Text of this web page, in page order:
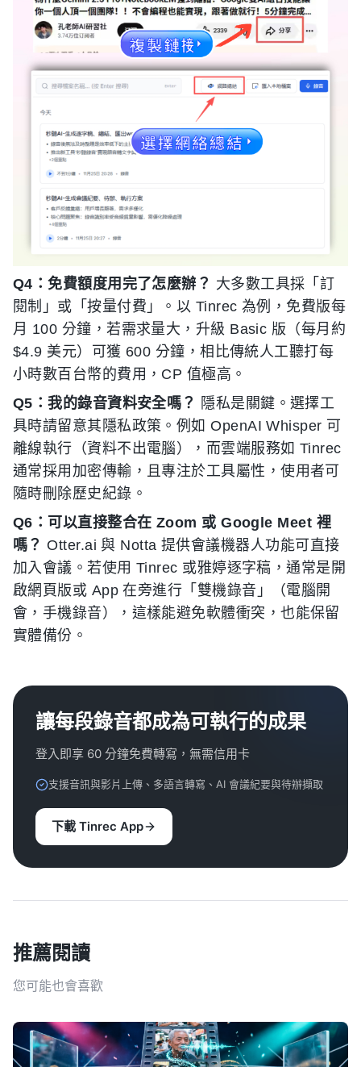
Q4：免費額度用完了怎麼辦？ 大多數工具採「訂
閱制」或「按量付費」。以 Tinrec 為例，免費版每
月 100 分鐘，若需求量大，升級 Basic 版（每月約
$4.9 美元）可獲 600 分鐘，相比傳統人工聽打每
小時數百台幣的費用，CP 值極高。
Q5：我的錄音資料安全嗎？
隱私是關鍵。選擇工
具時請留意其隱私政策。例如 OpenAI Whisper 可
離線執行（資料不出電腦），而雲端服務如 Tinrec
通常採用加密傳輸，且專注於工具屬性，使用者可
隨時刪除歷史紀錄。
Q6：可以直接整合在 Zoom 或 Google Meet 裡
嗎？ Otter.ai 與 Notta 提供會議機器人功能可直接
加入會議。若使用 Tinrec 或雅婷逐字稿，通常是開
啟網頁版或 App 在旁進行「雙機錄音」（電腦開
會，手機錄音），這樣能避免軟體衝突，也能保留
實體備份。
讓每段錄音都成為可執行的成果
登入即享 60 分鐘免費轉寫，無需信用卡
支援音訊與影片上傳、多語言轉寫、AI 會議紀要與待辦擷取
下載 Tinrec App
推薦閱讀
您可能也會喜歡